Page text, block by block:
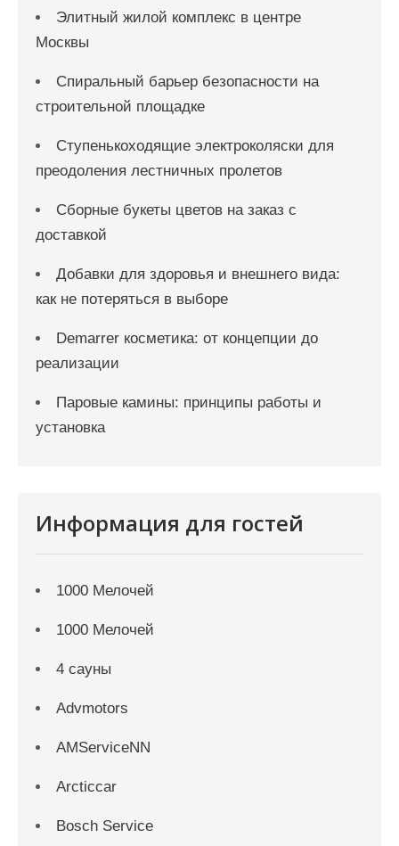
Элитный жилой комплекс в центре
Москвы
Спиральный барьер безопасности на
строительной площадке
Ступенькоходящие электроколяски для
преодоления лестничных пролетов
Сборные букеты цветов на заказ с
доставкой
Добавки для здоровья и внешнего вида:
как не потеряться в выборе
Demarrer косметика: от концепции до
реализации
Паровые камины: принципы работы и
установка
Информация для гостей
1000 Мелочей
1000 Мелочей
4 сауны
Advmotors
AMServiceNN
Arcticcar
Bosch Service